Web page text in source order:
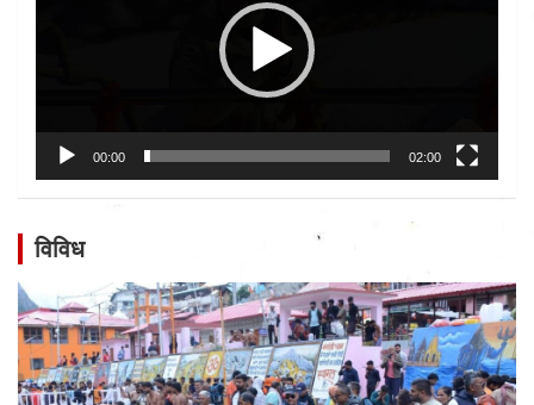
00:00 02:00
विविध